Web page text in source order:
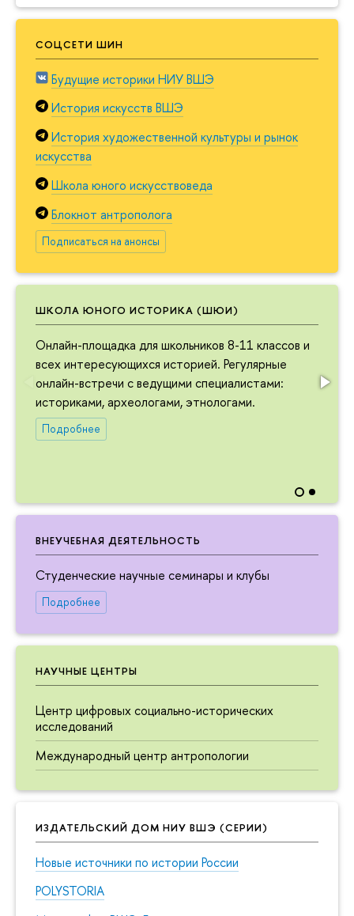
СОЦСЕТИ ШИН
Будущие историки НИУ ВШЭ
История искусств ВШЭ
История художественной культуры и рынок
искусства
Школа юного искусствоведа
Блокнот антрополога
Подписаться на анонсы
ШКОЛА ЮНОГО ИСТОРИКА (ШЮИ)
Онлайн-площадка для школьников 8-11 классов и
всех интересующихся историей. Регулярные
онлайн-встречи с ведущими специалистами:
историками, археологами, этнологами.
Подробнее
ВНЕУЧЕБНАЯ ДЕЯТЕЛЬНОСТЬ
Студенческие научные семинары и клубы
Подробнее
НАУЧНЫЕ ЦЕНТРЫ
Центр цифровых социально-исторических
исследований
Международный центр антропологии
ИЗДАТЕЛЬСКИЙ ДОМ НИУ ВШЭ (СЕРИИ)
Новые источники по истории России
POLYSTORIA